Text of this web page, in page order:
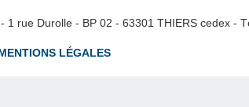
1 rue Durolle - BP 02 - 63301 THIERS cedex -
LÉGALES